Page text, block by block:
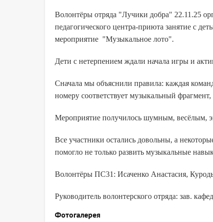
Волонтёры отряда "Лучики добра" 22.11.25
педагогического центра-приюта занятие с
мероприятие "Музыкальное лото".
Дети с нетерпением ждали начала игры и
Сначала мы объяснили правила: каждая
номеру соответствует музыкальный
Мероприятие получилось шумным, весёлым,
Все участники остались довольны, а
помогло не только развить музыкальные
Волонтёры ПС31: Исаченко Анастасия,
Руководитель волонтерского отряда: зав.
Фотогалерея